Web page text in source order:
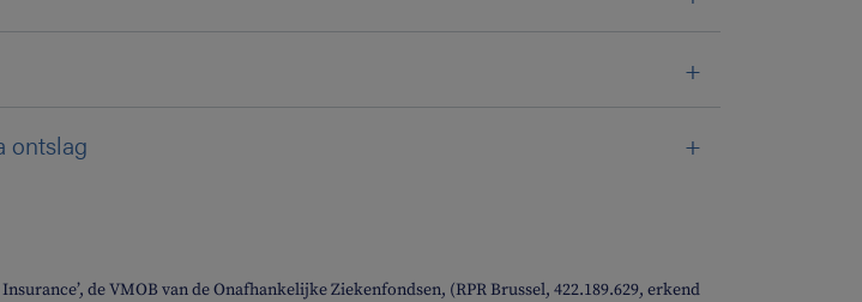
ontslag
de VMOB van de Onafhankelijke Ziekenfondsen, (RPR Brussel, 422.189.629, erkend